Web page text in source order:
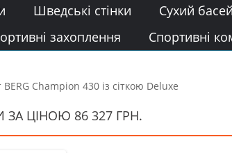
Шведські стінки Сухий
захоплення Спортивні
BERG Champion 430 із сіткою Deluxe
ЗА ЦІНОЮ 86 327 ГРН.